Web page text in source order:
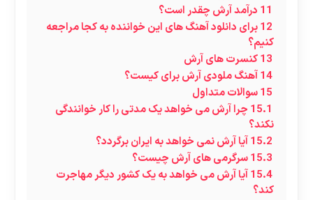
11 درآمد آرش چقدر است؟
12برای دانلود آهنگ های این خواننده به کجا مراجعه
کنیم؟
13کنسرت های آرش
14آهنگ ملودی آرش برای کیست؟
15سوالات متداول
15.1 چرا آرش می خواهد یک مدتی را کار خوانندگی
نکند؟
15.2آیا آرش نمی خواهد به ایران برگردد؟
15.3سرگرمی های آرش چیست؟
15.4آیا آرش می خواهد به یک کشور دیگر مهاجرت
کند؟